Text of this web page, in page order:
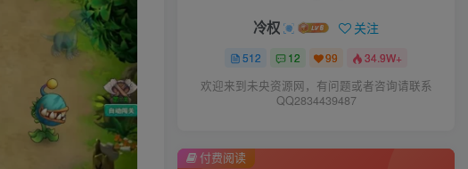
冷权 关注
512 12 99 34.9W+
欢迎来到未央资源网，有问题或者咨询请联系
QQ2834439487
付费阅读